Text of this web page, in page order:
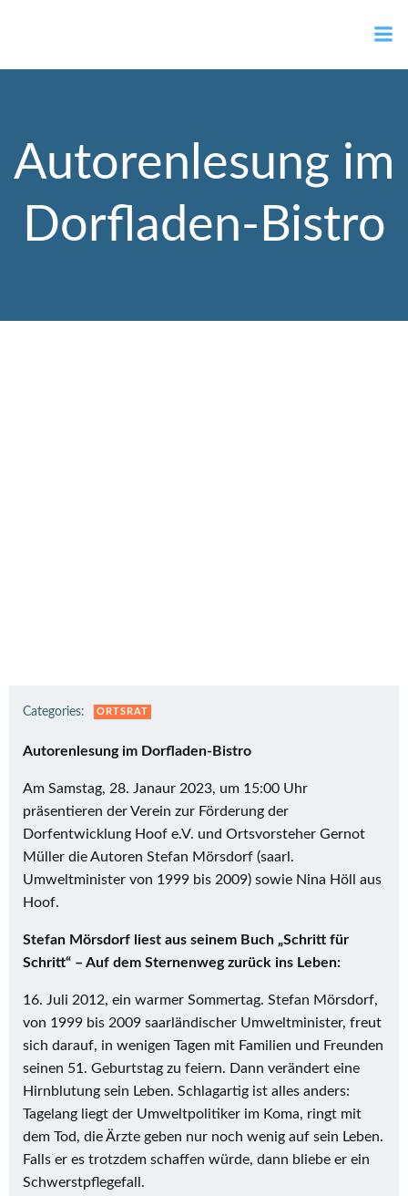
Autorenlesung im
Dorfladen-Bistro
Categories: ORTSRAT
Autorenlesung im Dorfladen-Bistro
Am Samstag, 28. Janaur 2023, um 15:00 Uhr
präsentieren der Verein zur Förderung der
Dorfentwicklung Hoof e.V. und Ortsvorsteher Gernot
Müller die Autoren Stefan Mörsdorf (saarl.
Umweltminister von 1999 bis 2009) sowie Nina Höll aus
Hoof.
Stefan Mörsdorf liest aus seinem Buch „Schritt für
Schritt“ – Auf dem Sternenweg zurück ins Leben:
16. Juli 2012, ein warmer Sommertag. Stefan Mörsdorf,
von 1999 bis 2009 saarländischer Umweltminister, freut
sich darauf, in wenigen Tagen mit Familien und Freunden
seinen 51. Geburtstag zu feiern. Dann verändert eine
Hirnblutung sein Leben. Schlagartig ist alles anders:
Tagelang liegt der Umweltpolitiker im Koma, ringt mit
dem Tod, die Ärzte geben nur noch wenig auf sein Leben.
Falls er es trotzdem schaffen würde, dann bliebe er ein
Schwerstpflegefall.